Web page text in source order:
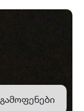
გამოფენები